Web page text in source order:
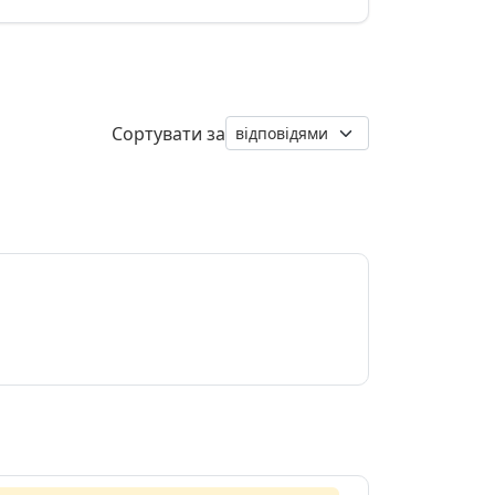
Сортувати за